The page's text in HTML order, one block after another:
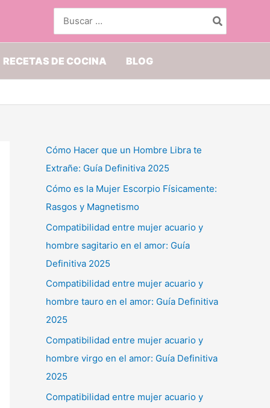
por:
RECETAS DE COCINA BLOG
Cómo Hacer que un Hombre Libra te
Extrañe: Guía Definitiva 2025
Cómo es la Mujer Escorpio Físicamente:
Rasgos y Magnetismo
Compatibilidad entre mujer acuario y
hombre sagitario en el amor: Guía
Definitiva 2025
Compatibilidad entre mujer acuario y
hombre tauro en el amor: Guía Definitiva
2025
Compatibilidad entre mujer acuario y
hombre virgo en el amor: Guía Definitiva
2025
Compatibilidad entre mujer acuario y